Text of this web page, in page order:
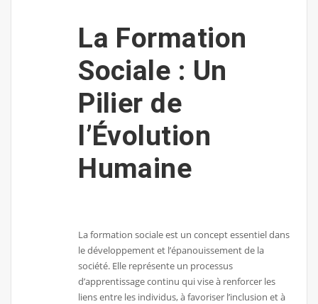
La Formation
Sociale : Un
Pilier de
l’Évolution
Humaine
La formation sociale est un concept essentiel dans
le développement et l’épanouissement de la
société. Elle représente un processus
d’apprentissage continu qui vise à renforcer les
liens entre les individus, à favoriser l’inclusion et à